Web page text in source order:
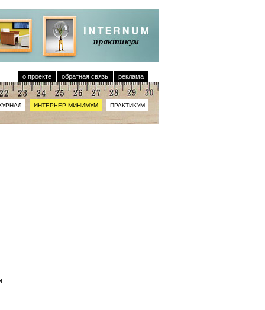
реклама
обратная связь
о проекте
ИНТЕРЬЕР МИНИМУМ ПРАКТИКУМ